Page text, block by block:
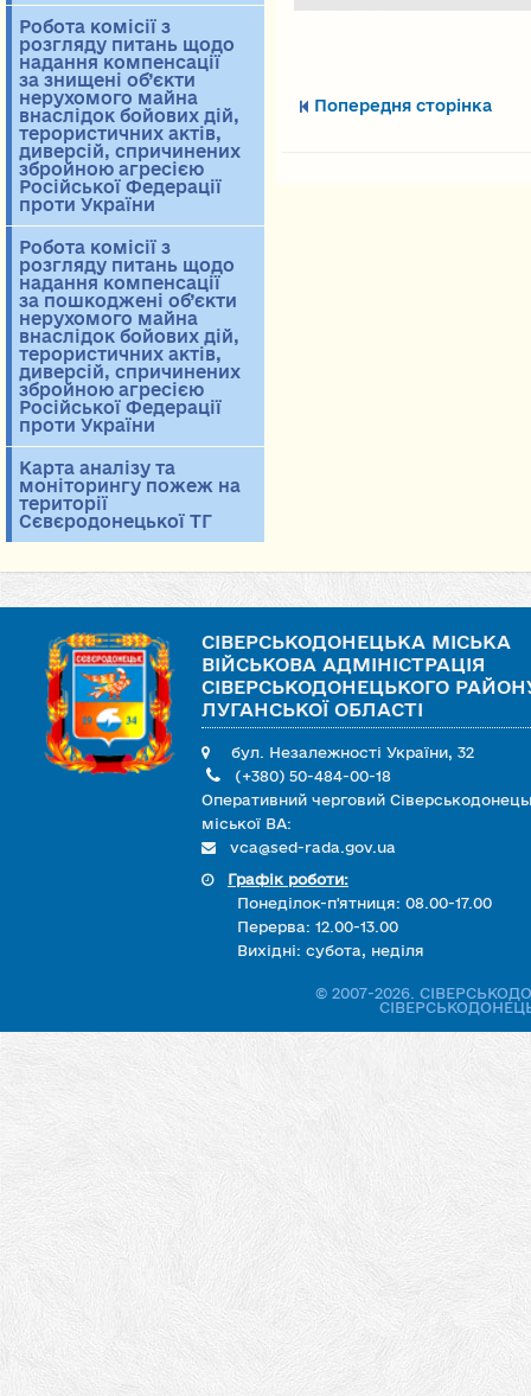
Робота комісії з
розгляду питань щодо
надання компенсації
за знищені об’єкти
нерухомого майна
внаслідок бойових дій,
терористичних актів,
диверсій, спричинених
збройною агресією
Російської Федерації
проти України
Робота комісії з
розгляду питань щодо
надання компенсації
за пошкоджені об’єкти
нерухомого майна
внаслідок бойових дій,
терористичних актів,
диверсій, спричинених
збройною агресією
Російської Федерації
проти України
Карта аналізу та
моніторингу пожеж на
території
Сєвєродонецької ТГ
Попередня сторінка
СІВЕРСЬКОДОНЕЦЬКА МІСЬКА
ВІЙСЬКОВА АДМІНІСТРАЦІЯ
СІВЕРСЬКОДОНЕЦЬКОГО
ЛУГАНСЬКОЇ ОБЛАСТІ
бул. Незалежності України, 32
(+380) 50-484-00-18
Оперативний черговий
міської ВА:
vca@sed-rada.gov.ua
Графік роботи:
Понеділок-п'ятниця: 08.00-17.00
Перерва: 12.00-13.00
Вихідні: субота, неділя
© 2007-2026.